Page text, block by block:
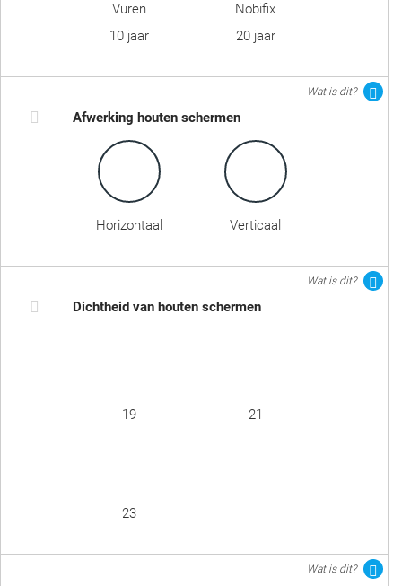
Vuren
10 jaar
Nobifix
20 jaar
Wat is dit?
Afwerking houten schermen
Horizontaal Verticaal
Wat is dit?
Dichtheid van houten schermen
19 21
23
Wat is dit?